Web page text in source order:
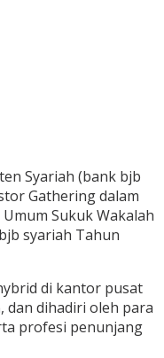
Syariah (bank bjb
Gathering dalam
Sukuk Wakalah
syariah Tahun
di kantor pusat
dan dihadiri oleh para
profesi penunjang